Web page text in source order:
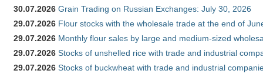
30.07.2026 Grain Trading on Russian Exchanges: July 30, 2026
29.07.2026 Flour stocks with the wholesale trade at the end of
29.07.2026 Monthly flour sales by large and medium-sized
29.07.2026 Stocks of unshelled rice with trade and industrial
29.07.2026 Stocks of buckwheat with trade and industrial